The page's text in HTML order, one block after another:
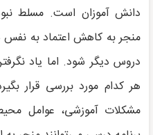
دانش آموزان است. مسلط
منجر به کاهش اعتماد به
دروس دیگر شود. اما یاد
هر کدام مورد بررسی قرار
مشکلات آموزشی، عوامل